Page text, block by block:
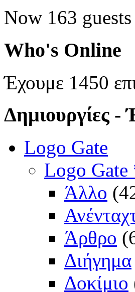
Now 163
Who's Online
Έχουμε 1450
Δημιουργίες -
Logo Gate
Logo Gate
Άλλο
Άρθρο
Διήγημα
Δοκίμιο